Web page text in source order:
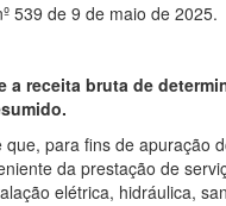
539 de 9 de maio de 2025.
a receita bruta de
para fins de apuração
da prestação de
elétrica, hidráulica,